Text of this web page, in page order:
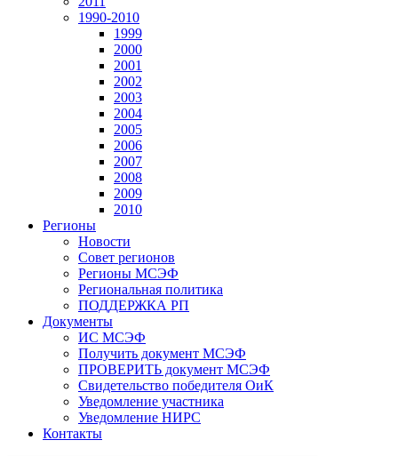
1990-2010
1999
2000
2001
2002
2003
2004
2005
2006
2007
2008
2009
2010
Регионы
Новости
Совет регионов
Регионы МСЭФ
Региональная политика
ПОДДЕРЖКА РП
Документы
ИС МСЭФ
Получить документ МСЭФ
ПРОВЕРИТЬ документ МСЭФ
Свидетельство победителя ОиК
Уведомление участника
Уведомление НИРС
Контакты